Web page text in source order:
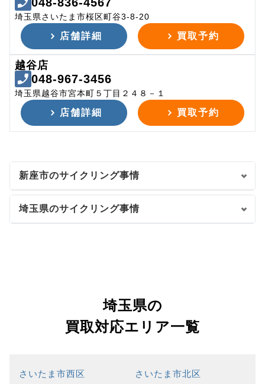
埼玉県さいたま市桜区町谷3-8-20
店舗詳細 買取予約
越谷店
048-967-3456
埼玉県越谷市宮本町５丁目２４８－１
店舗詳細 買取予約
新座市のサイクリング事情
埼玉県のサイクリング事情
埼玉県の
買取対応エリア一覧
さいたま市西区 さいたま市北区